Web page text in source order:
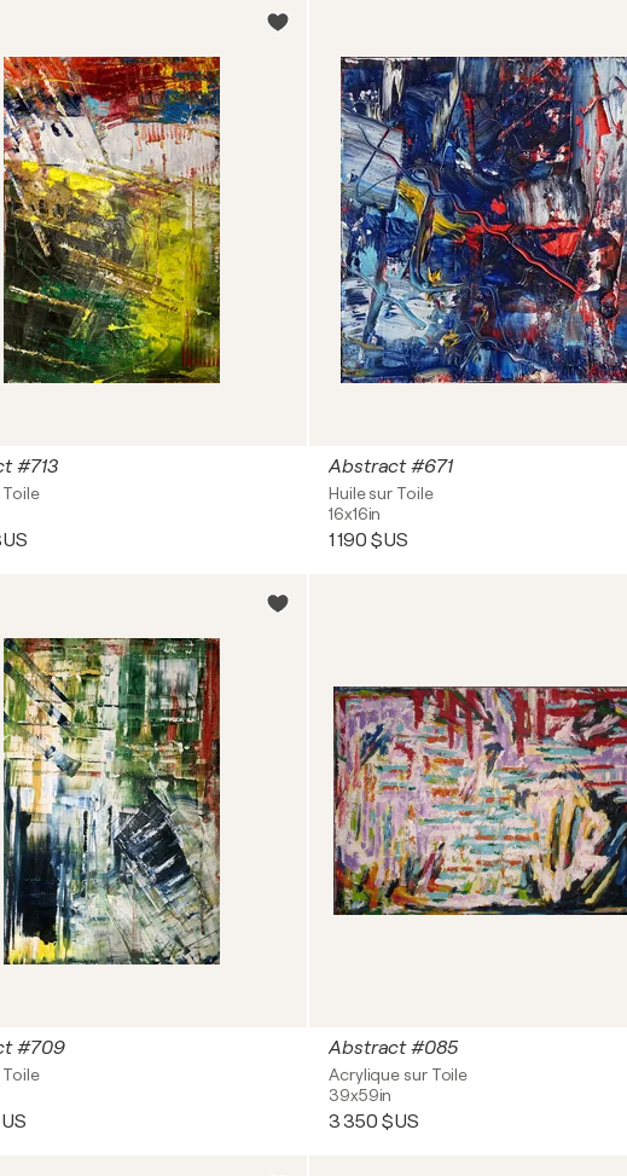
#713
Toile
Abstract #671
Huile sur Toile
16x16in
1 190 $US
#709
Toile
Abstract #085
Acrylique sur Toile
39x59in
3 350 $US